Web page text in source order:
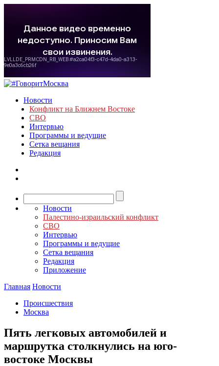
Новости
Конфликт на Ближнем Востоке
СВО
Интервью
Программы и ведущие
Сетка вещания
Редакция
Новости
Палестино-израильский конфликт
СВО
Интервью
Программы и ведущие
Сетка вещания
Редакция
Приложение
Главная Новости
Происшествия
Москва
Пять легковых автомобилей и
маршрутка столкнулись на юго-
востоке Москвы